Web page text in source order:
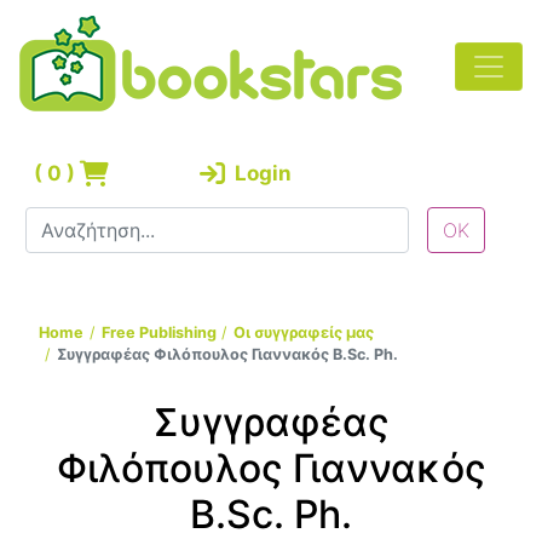
( 0 ) Login
Home Free Publishing
Οι συγγραφείς μας
Συγγραφέας Φιλόπουλος Γιαννακός B.Sc. Ph.
Συγγραφέας
Φιλόπουλος Γιαννακός
B.Sc. Ph.